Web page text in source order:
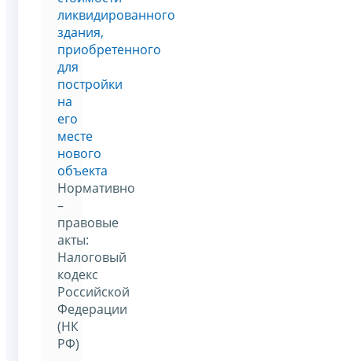
ликвидированного
здания,
приобретенного
для
постройки
на
его
месте
нового
объекта
Нормативно
–
правовые
акты:
Налоговый
кодекс
Российской
Федерации
(НК
РФ)